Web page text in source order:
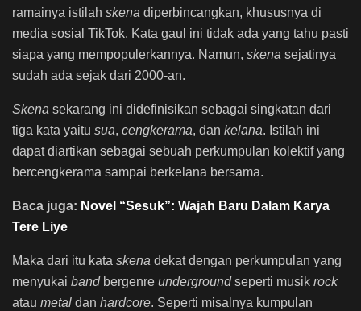
ramainya istilah skena diperbincangkan, khususnya di
media sosial TikTok. Kata gaul ini tidak ada yang tahu pasti
siapa yang mempopulerkannya. Namun, skena sejatinya
sudah ada sejak dari 2000-an.
Skena sekarang ini didefinisikan sebagai singkatan dari
tiga kata yaitu sua, cengkerama, dan kelana. I stilah ini
dapat diartikan sebagai sebuah perkumpulan kolektif yang
bercengkerama sampai berkelana bersama.
Baca juga: Novel “Sesuk”: Wajah Baru Dalam Karya
Tere Liye
Maka dari itu kata skena dekat dengan perkumpulan yang
menyukai band bergenre underground seperti musik rock
atau metal dan hardcore. Seperti misalnya kumpulan